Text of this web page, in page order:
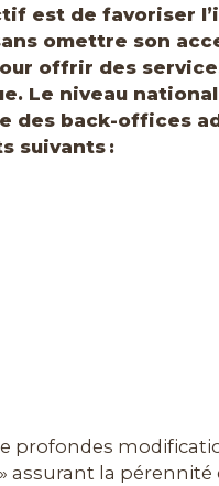
est de favoriser
omettre son
offrir des
Le niveau
des back-offices
suivants :
la pérennité